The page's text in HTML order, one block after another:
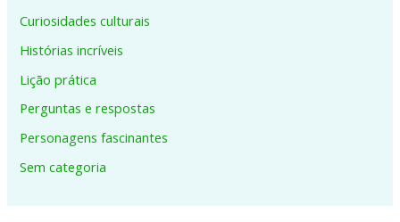
Curiosidades culturais
Histórias incríveis
Lição prática
Perguntas e respostas
Personagens fascinantes
Sem categoria